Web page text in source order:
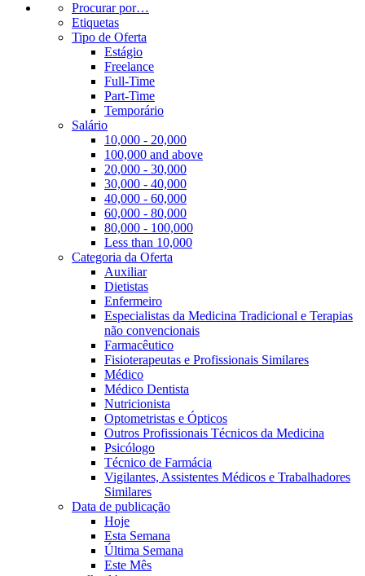
Procurar por…
Etiquetas
Tipo de Oferta
Estágio
Freelance
Full-Time
Part-Time
Temporário
Salário
10,000 - 20,000
100,000 and above
20,000 - 30,000
30,000 - 40,000
40,000 - 60,000
60,000 - 80,000
80,000 - 100,000
Less than 10,000
Categoria da Oferta
Auxiliar
Dietistas
Enfermeiro
Especialistas da Medicina Tradicional e Terapias
não convencionais
Farmacêutico
Fisioterapeutas e Profissionais Similares
Médico
Médico Dentista
Nutricionista
Optometristas e Ópticos
Outros Profissionais Técnicos da Medicina
Psicólogo
Técnico de Farmácia
Vigilantes, Assistentes Médicos e Trabalhadores
Similares
Data de publicação
Hoje
Esta Semana
Última Semana
Este Mês